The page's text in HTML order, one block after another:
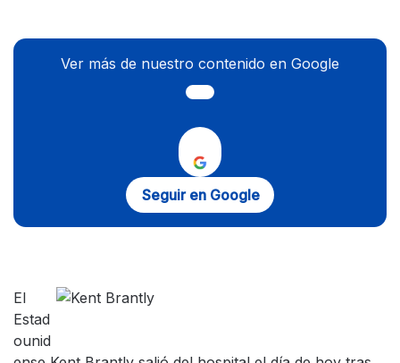
Ver más de nuestro contenido en Google
Seguir en Google
El
Estad
ounid